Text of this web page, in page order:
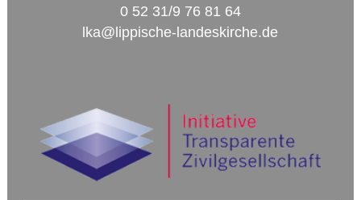
0 52 31/9 76 81 64
lka@lippische-landeskirche.de